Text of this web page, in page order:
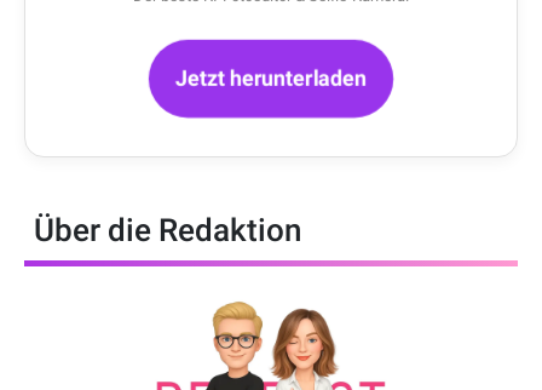
Jetzt herunterladen
Über die Redaktion